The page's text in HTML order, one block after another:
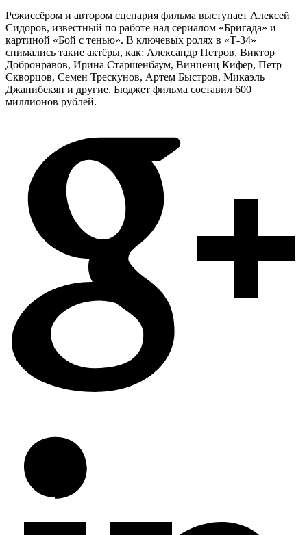
Режиссёром и автором сценария фильма выступает Алексей
Сидоров, известный по работе над сериалом «Бригада» и
картиной «Бой с тенью». В ключевых ролях в «Т-34»
снимались такие актёры, как: Александр Петров, Виктор
Добронравов, Ирина Старшенбаум, Винценц Кифер, Петр
Скворцов, Семен Трескунов, Артем Быстров, Микаэль
Джанибекян и другие. Бюджет фильма составил 600
миллионов рублей.